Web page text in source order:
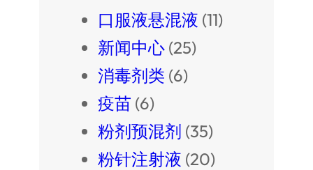
口服液悬混液 (11)
新闻中心 (25)
消毒剂类 (6)
疫苗 (6)
粉剂预混剂 (35)
粉针注射液 (20)